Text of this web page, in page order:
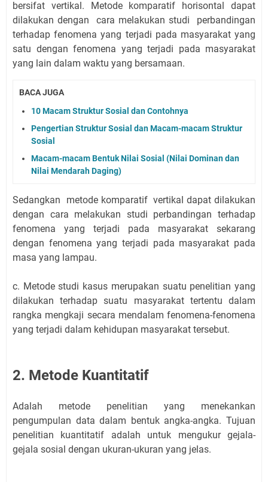
bersifat vertikal. Metode komparatif horisontal dapat
dilakukan dengan cara melakukan studi perbandingan
terhadap fenomena yang terjadi pada masyarakat yang
satu dengan fenomena yang terjadi pada masyarakat
yang lain dalam waktu yang bersamaan.
BACA JUGA
10 Macam Struktur Sosial dan Contohnya
Pengertian Struktur Sosial dan Macam-macam Struktur
Sosial
Macam-macam Bentuk Nilai Sosial (Nilai Dominan dan
Nilai Mendarah Daging)
Sedangkan metode komparatif vertikal dapat dilakukan
dengan cara melakukan studi perbandingan terhadap
fenomena yang terjadi pada masyarakat sekarang
dengan fenomena yang terjadi pada masyarakat pada
masa yang lampau.
c. Metode studi kasus merupakan suatu penelitian yang
dilakukan terhadap suatu masyarakat tertentu dalam
rangka mengkaji secara mendalam fenomena-fenomena
yang terjadi dalam kehidupan masyarakat tersebut.
2. Metode Kuantitatif
Adalah metode penelitian yang menekankan
pengumpulan data dalam bentuk angka-angka. Tujuan
penelitian kuantitatif adalah untuk mengukur gejala-
gejala sosial dengan ukuran-ukuran yang jelas.